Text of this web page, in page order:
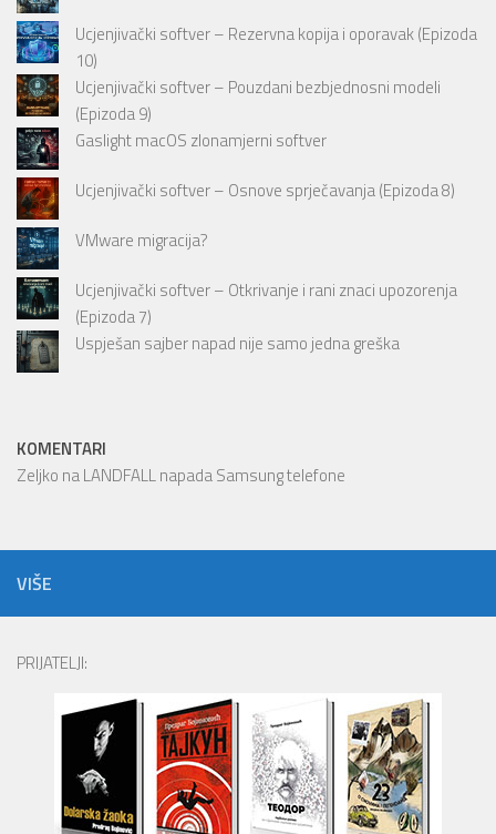
Ucjenjivački softver – Rezervna kopija i oporavak (Epizoda
10)
Ucjenjivački softver – Pouzdani bezbjednosni modeli
(Epizoda 9)
Gaslight macOS zlonamjerni softver
Ucjenjivački softver – Osnove sprječavanja (Epizoda 8)
VMware migracija?
Ucjenjivački softver – Otkrivanje i rani znaci upozorenja
(Epizoda 7)
Uspješan sajber napad nije samo jedna greška
KOMENTARI
Zeljko naLANDFALL napada Samsung telefone
VIŠE
PRIJATELJI: